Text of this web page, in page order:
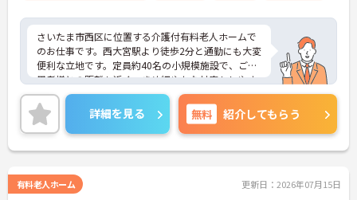
さいたま市西区に位置する介護付有料老人ホームで
のお仕事です。西大宮駅より徒歩2分と通勤にも大変
便利な立地です。定員約40名の小規模施設で、ご利
用者様との距離も近く、きめ細やかな対応もしやす
いです。住宅手当、資格取得支援制度等福利厚生も
充実！
ご興味のある方には、面接対策ポイントなど、さら
に詳細をお話しいたしますのでお気軽にご相談くだ
さい！
詳細を見る 無料 紹介してもらう
有料老人ホーム 更新日：2026年07月15日